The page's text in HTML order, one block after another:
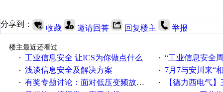
分享到： 收藏 邀请回答 回复楼主 举报
楼主最近还看过
·
工业信息安全 让ICS为你做点什么 · “工业信息安全周之我见”
· 浅谈信息安全及解决方案 · 7月7与安川来“
· 有奖专题讨论：面对低压变频故障，老手是这样解决的！ · 【德力西电气】三